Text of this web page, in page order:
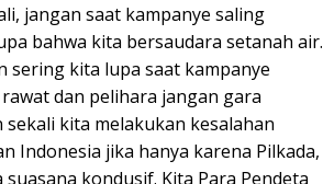
jangan saat kampanye saling
bahwa kita bersaudara setanah air.
sering kita lupa saat kampanye
dan pelihara jangan gara
kita melakukan kesalahan
Indonesia jika hanya karena Pilkada,
kondusif. Kita Para Pendeta